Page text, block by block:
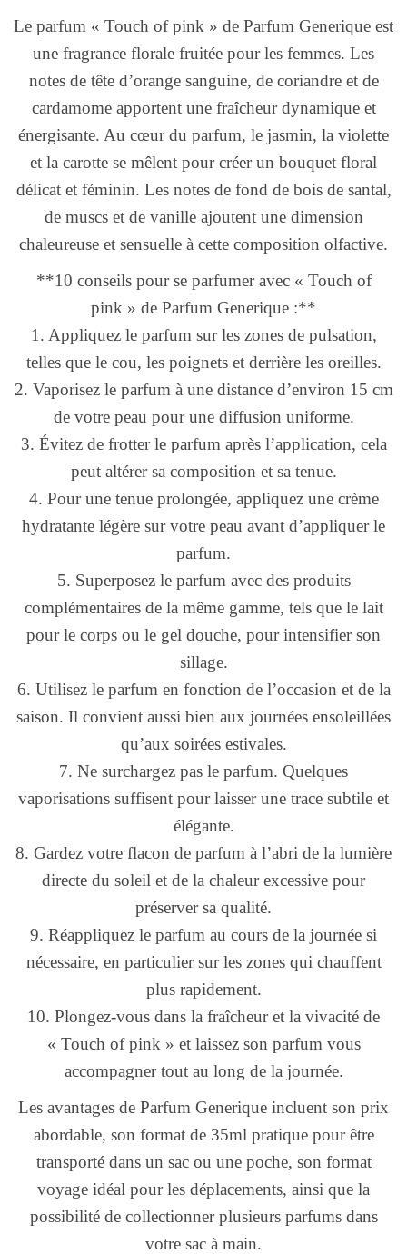
Le parfum « Touch of pink » de Parfum Generique est
une fragrance florale fruitée pour les femmes. Les
notes de tête d’orange sanguine, de coriandre et de
cardamome apportent une fraîcheur dynamique et
énergisante. Au cœur du parfum, le jasmin, la violette
et la carotte se mêlent pour créer un bouquet floral
délicat et féminin. Les notes de fond de bois de santal,
de muscs et de vanille ajoutent une dimension
chaleureuse et sensuelle à cette composition olfactive.
**10 conseils pour se parfumer avec « Touch of
pink » de Parfum Generique :**
1. Appliquez le parfum sur les zones de pulsation,
telles que le cou, les poignets et derrière les oreilles.
2. Vaporisez le parfum à une distance d’environ 15 cm
de votre peau pour une diffusion uniforme.
3. Évitez de frotter le parfum après l’application, cela
peut altérer sa composition et sa tenue.
4. Pour une tenue prolongée, appliquez une crème
hydratante légère sur votre peau avant d’appliquer le
parfum.
5. Superposez le parfum avec des produits
complémentaires de la même gamme, tels que le lait
pour le corps ou le gel douche, pour intensifier son
sillage.
6. Utilisez le parfum en fonction de l’occasion et de la
saison. Il convient aussi bien aux journées ensoleillées
qu’aux soirées estivales.
7. Ne surchargez pas le parfum. Quelques
vaporisations suffisent pour laisser une trace subtile et
élégante.
8. Gardez votre flacon de parfum à l’abri de la lumière
directe du soleil et de la chaleur excessive pour
préserver sa qualité.
9. Réappliquez le parfum au cours de la journée si
nécessaire, en particulier sur les zones qui chauffent
plus rapidement.
10. Plongez-vous dans la fraîcheur et la vivacité de
« Touch of pink » et laissez son parfum vous
accompagner tout au long de la journée.
Les avantages de Parfum Generique incluent son prix
abordable, son format de 35ml pratique pour être
transporté dans un sac ou une poche, son format
voyage idéal pour les déplacements, ainsi que la
possibilité de collectionner plusieurs parfums dans
votre sac à main.